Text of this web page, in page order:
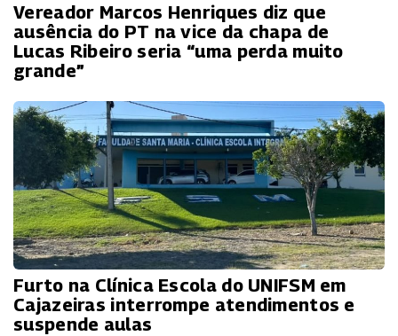
Vereador Marcos Henriques diz que
ausência do PT na vice da chapa de
Lucas Ribeiro seria “uma perda muito
grande”
Furto na Clínica Escola do UNIFSM em
Cajazeiras interrompe atendimentos e
suspende aulas